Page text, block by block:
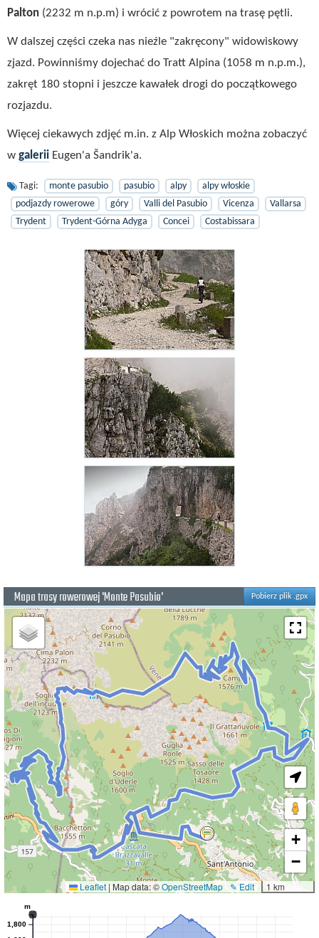
Palton (2232 m n.p.m) i wrócić z powrotem na trasę pętli.
W dalszej części czeka nas nieźle "zakręcony" widowiskowy
zjazd. Powinniśmy dojechać do Tratt Alpina (1058 m n.p.m.),
zakręt 180 stopni i jeszcze kawałek drogi do początkowego
rozjazdu.
Więcej ciekawych zdjęć m.in. z Alp Włoskich można zobaczyć
w galerii Eugen'a Šandrik'a.
Tagi: monte pasubio pasubio alpy
alpy włoskie
podjazdy rowerowe
góry Valli del Pasubio Vicenza
Vallarsa
Trydent
Trydent-Górna Adyga Concei Costabissara
Pobierz plik .gpx
Mapa trasy rowerowej 'Monte Pasubio'
+
−
1 km
✎ Edit
Leaflet | Map data: ©OpenStreetMap
1,800
m